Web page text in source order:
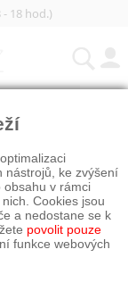
18 hod.)
nástrojů, ke zvýšení
obsahu v rámci
Cookies jsou
a nedostane se k
povolit pouze
funkce webových